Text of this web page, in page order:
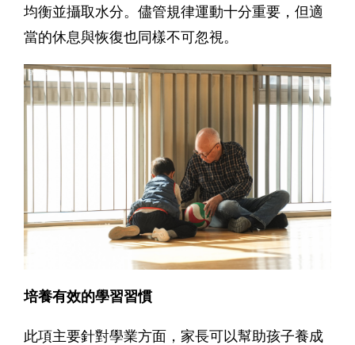
均衡並攝取水分。儘管規律運動十分重要，但適
當的休息與恢復也同樣不可忽視。
培養有效的學習習慣
此項主要針對學業方面，家長可以幫助孩子養成